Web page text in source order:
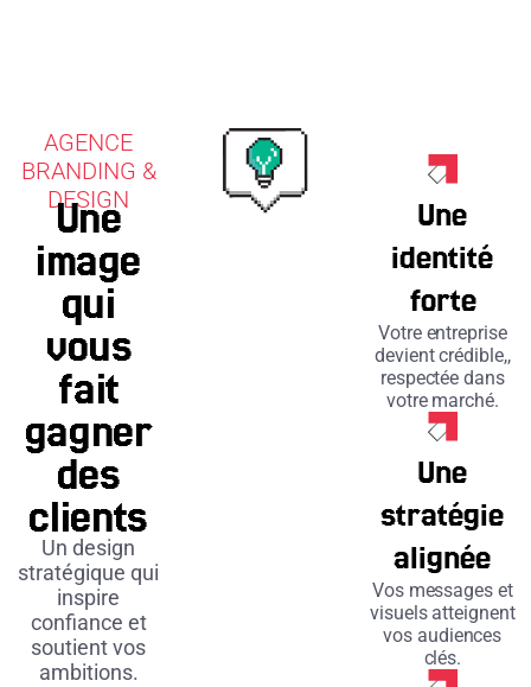
AGENCE
BRANDING &
DESIGN
Une
image
qui
vous
fait
gagner
des
clients
Un design
stratégique qui
inspire
confiance et
soutient vos
ambitions.
Une
identité
forte
Votre entreprise
devient crédible,,
respectée dans
votre marché.
Une
stratégie
alignée
Vos messages et
visuels atteignent
vos audiences
clés.